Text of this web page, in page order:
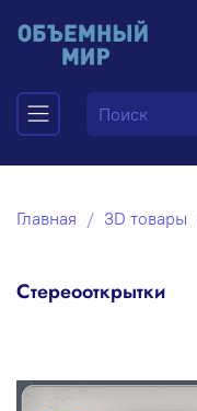
Главная 3D товары
Стереооткрытки